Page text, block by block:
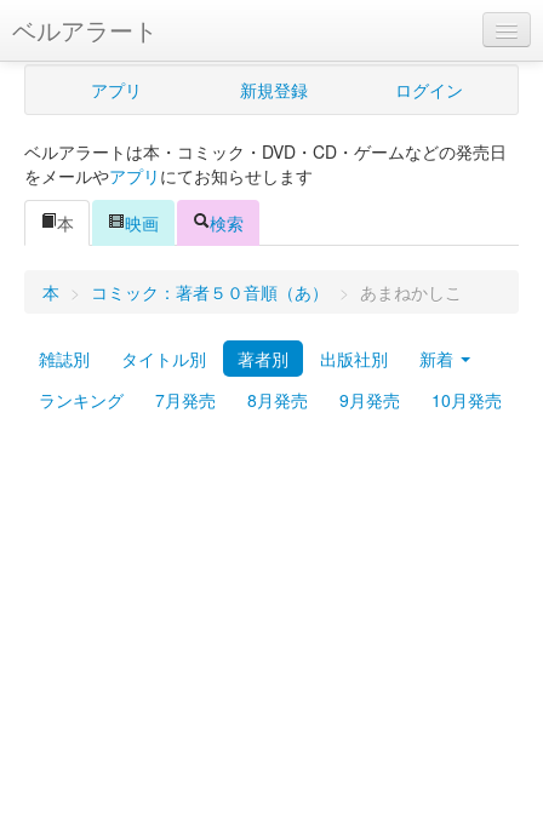
ベルアラート
ベルアラートとは
新規登録
ログイン
Myシェルフ
プレミアム
アプリ 新規登録 ログイン
ベルアラートは本・コミック・DVD・CD・ゲームなどの発売日
をメールやアプリ にてお知らせします
本
映画 検索
本 > コミック：著者５０音順（あ） > あまねかしこ
雑誌別 タイトル別 著者別 出版社別
新着
ランキング
7月発売 8月発売 9月発売 10月発売